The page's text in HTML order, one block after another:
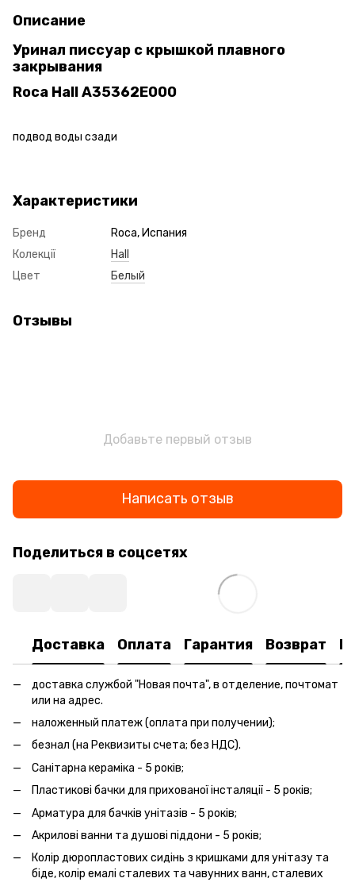
Описание
Уринал писсуар с крышкой плавного
закрывания
Roca Hall A35362E000
подвод воды сзади
Характеристики
Бренд
Roca, Испания
Колекції
Hall
Цвет
Белый
Отзывы
Добавьте первый отзыв
Написать отзыв
Поделиться в соцсетях
Доставка Оплата Гарантия Возврат
доставка службой "Новая почта", в отделение, почтомат
или на адрес.
наложенный платеж (оплата при получении);
безнал (на Реквизиты счета; без НДС).
Санітарна кераміка - 5 років;
Пластикові бачки для прихованої інсталяції - 5 років;
Арматура для бачків унітазів - 5 років;
Акрилові ванни та душові піддони - 5 років;
Колір дюропластових сидінь з кришками для унітазу та
біде, колір емалі сталевих та чавунних ванн, сталевих